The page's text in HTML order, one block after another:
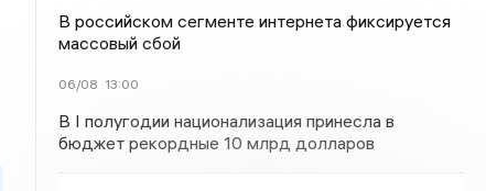
В российском сегменте интернета фиксируется
массовый сбой
06/08 13:00
В I полугодии национализация принесла в
бюджет рекордные 10 млрд долларов